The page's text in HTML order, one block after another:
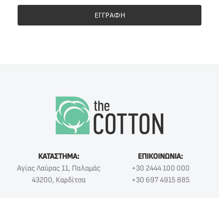
ΕΓΓΡΑΦΗ
ΚΑΤΑΣΤΗΜΑ:
Αγίας Λαύρας 11, Παλαμάς
43200, Καρδίτσα
ΕΠΙΚΟΙΝΩΝΙΑ:
+30 2444 100 000
+30 697 4915 885